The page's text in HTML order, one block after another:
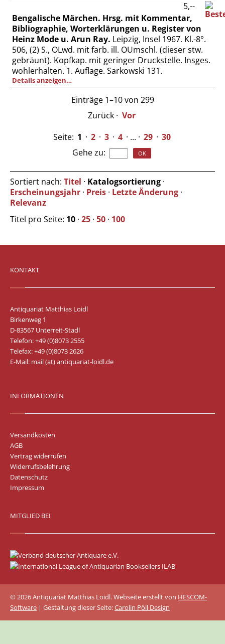
Bengalische Märchen. Hrsg. mit Kommentar,
Bibliographie, Worterklärungen u. Register von
Heinz Mode u. Arun Ray. Leipzig, Insel 1967. Kl.-8°.
506, (2) S., OLwd. mit farb. ill. OUmschl. (dieser stw.
gebräunt). Kopfkap. mit geringer Druckstelle. Insges.
wohlerhalten. 1. Auflage. Sarkowski 131.
Details anzeigen…
5,--
Einträge 1–10 von 299
Zurück· Vor
Seite: 1 · 2 · 3 · 4 · ... · 29 · 30
Gehe zu:
Sortiert nach: Titel · Katalogsortierung ·
Erscheinungsjahr · Preis · Letzte Änderung ·
Relevanz
Titel pro Seite: 10 · 25 · 50 · 100
KONTAKT
Antiquariat Matthias Loidl
Birkenweg 1
D-83567 Unterreit-Stadl
Telefon: +49 (0)8073 2555
Telefax: +49 (0)8073 2626
E-Mail: mail (at) antiquariat-loidl.de
INFORMATIONEN
Versandkosten
AGB
Vertrag widerrufen
Widerrufsbelehrung
Datenschutz
Impressum
MITGLIED BEI
© 2026 Antiquariat Matthias Loidl. Webseite erstellt von HESCOM-
Software | Gestaltung dieser Seite:Carolin Pöll Design